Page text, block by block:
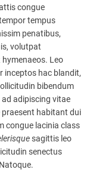
congue
tempus
penatibus,
volutpat
Leo
inceptos hac blandit,
bibendum
ad adipiscing vitae
praesent habitant dui
congue lacinia class
sagittis leo
senectus